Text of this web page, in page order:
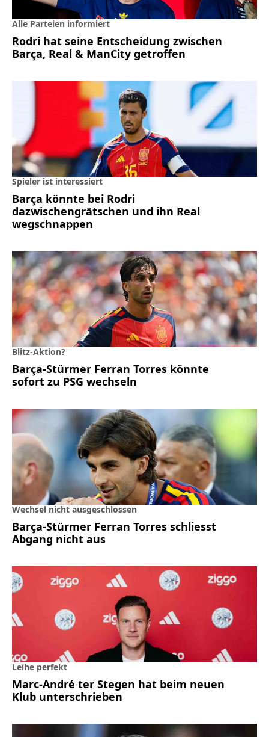
Alle Parteien informiert
Rodri hat seine Entscheidung zwischen
Barça, Real & ManCity getroffen
Spieler ist interessiert
Barça könnte bei Rodri
dazwischengrätschen und ihn Real
wegschnappen
Blitz-Aktion?
Barça-Stürmer Ferran Torres könnte
sofort zu PSG wechseln
Wechsel nicht ausgeschlossen
Barça-Stürmer Ferran Torres schliesst
Abgang nicht aus
Leihe perfekt
Marc-André ter Stegen hat beim neuen
Klub unterschrieben